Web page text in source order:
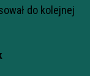
do kolejnej